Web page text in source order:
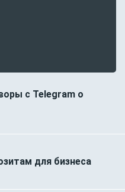
с Telegram о
для бизнеса